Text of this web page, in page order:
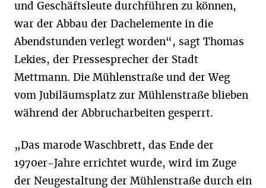
und Geschäftsleute durchführen zu können,
war der Abbau der Dachelemente in die
Abendstunden verlegt worden“, sagt Thomas
Lekies, der Pressesprecher der Stadt
Mettmann. Die Mühlenstraße und der Weg
vom Jubiläumsplatz zur Mühlenstraße blieben
während der Abbrucharbeiten gesperrt.
„Das marode Waschbrett, das Ende der
1970er-Jahre errichtet wurde, wird im Zuge
der Neugestaltung der Mühlenstraße durch ein